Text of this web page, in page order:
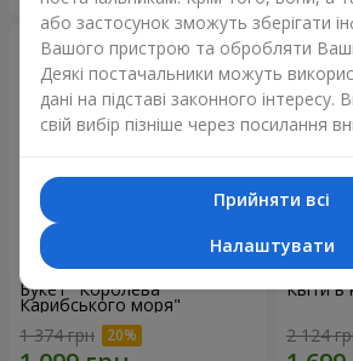
Букет "Королева
Карибського моря"
1 374 грн
Квіти
2 124
або застосунок зможуть зберігати
Вашого пристрою та обробляти Ваші
Деякі постачальники можуть
дані на підставі законного
свій вибір пізніше через посилання
Прийняти всі
Налаштувати